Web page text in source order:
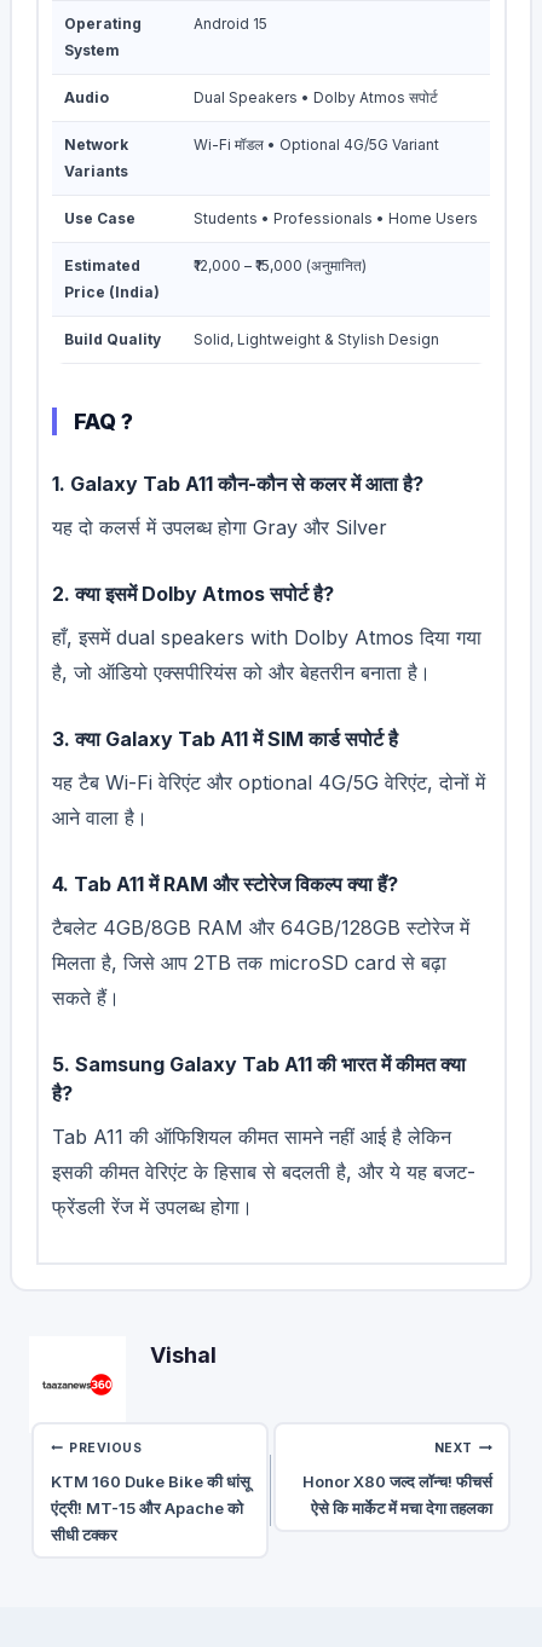
Operating
System
Android 15
Audio Dual Speakers • Dolby Atmos सपोर्ट
Network
Variants
Wi-Fi मॉडल • Optional 4G/5G Variant
Use Case Students • Professionals • Home Users
Estimated
Price (India)
₹12,000 – ₹15,000 (अनुमानित)
Build Quality Solid, Lightweight & Stylish Design
FAQ ?
1. Galaxy Tab A11 कौन-कौन से कलर में आता है?
यह दो कलर्स में उपलब्ध होगा Gray और Silver
2. क्या इसमें Dolby Atmos सपोर्ट है?
हाँ, इसमें dual speakers with Dolby Atmos दिया गया
है, जो ऑडियो एक्सपीरियंस को और बेहतरीन बनाता है।
3. क्या Galaxy Tab A11 में SIM कार्ड सपोर्ट है
यह टैब Wi-Fi वेरिएंट और optional 4G/5G वेरिएंट, दोनों में
आने वाला है।
4. Tab A11 में RAM और स्टोरेज विकल्प क्या हैं?
टैबलेट 4GB/8GB RAM और 64GB/128GB स्टोरेज में
मिलता है, जिसे आप 2TB तक microSD card से बढ़ा
सकते हैं।
5. Samsung Galaxy Tab A11 की भारत में कीमत क्या
है?
Tab A11 की ऑफिशियल कीमत सामने नहीं आई है लेकिन
इसकी कीमत वेरिएंट के हिसाब से बदलती है, और ये यह बजट-
फ्रेंडली रेंज में उपलब्ध होगा।
Vishal
Post
navigation
PREVIOUS
KTM 160 Duke Bike की धांसू
एंट्री! MT-15 और Apache को
सीधी टक्कर
NEXT
Honor X80 जल्द लॉन्च! फीचर्स
ऐसे कि मार्केट में मचा देगा तहलका